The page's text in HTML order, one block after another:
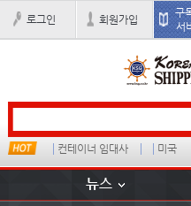
로그인 회원가입
구
서
컨테이너 임대사 미국
뉴스